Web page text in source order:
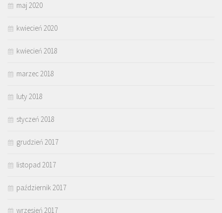
maj 2020
kwiecień 2020
kwiecień 2018
marzec 2018
luty 2018
styczeń 2018
grudzień 2017
listopad 2017
październik 2017
wrzesień 2017